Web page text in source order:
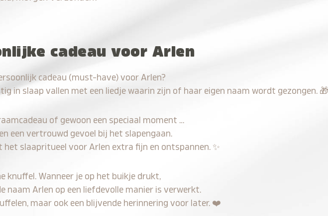
cadeau voor Arlen
cadeau (must-have) voor Arlen?
in slaap vallen met een liedje waarin zijn of haar eigen naam wordt gezongen.
of gewoon een speciaal moment …
een vertrouwd gevoel bij het slapengaan.
slaapritueel voor Arlen extra fijn en ontspannen. ✨
knuffel. Wanneer je op het buikje drukt,
naam Arlen op een liefdevolle manier is verwerkt.
maar ook een blijvende herinnering voor later. ❤️